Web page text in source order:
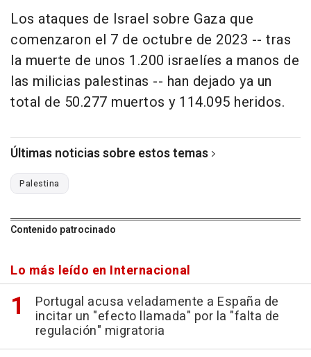
Los ataques de Israel sobre Gaza que
comenzaron el 7 de octubre de 2023 -- tras
la muerte de unos 1.200 israelíes a manos de
las milicias palestinas -- han dejado ya un
total de 50.277 muertos y 114.095 heridos.
Últimas noticias sobre estos temas
Palestina
Contenido patrocinado
Lo más leído en Internacional
Portugal acusa veladamente a España de
incitar un "efecto llamada" por la "falta de
regulación" migratoria